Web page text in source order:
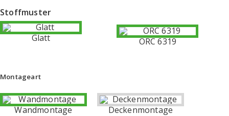
Stoffmuster
Glatt ORC 6319
Montageart
Wandmontage Deckenmontage